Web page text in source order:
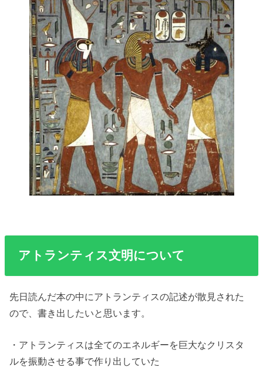
アトランティス文明について
先日読んだ本の中にアトランティスの記述が散見された
ので、書き出したいと思います。
・アトランティスは全てのエネルギーを巨大なクリスタ
ルを振動させる事で作り出していた